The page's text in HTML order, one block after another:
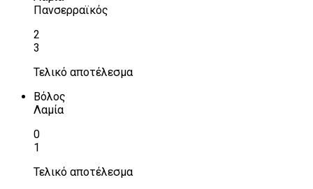
Πανσερραϊκός
2
3
Τελικό αποτέλεσμα
Βόλος
Λαμία
0
1
Τελικό αποτέλεσμα